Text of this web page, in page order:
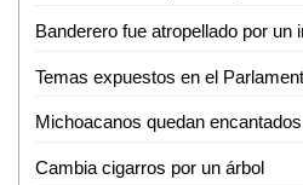
Cambia cigarros por un árbol